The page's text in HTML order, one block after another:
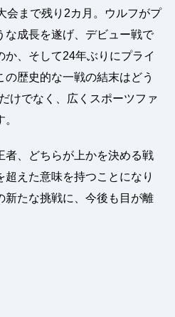
会まで残り2カ月。ウルフがプ
な成長を遂げ、デビュー戦で
か、そして24年ぶりにプライ
の歴史的な一戦の結末はどう
けでなく、広くスポーツファ
者、どちらが上かを決める戦
えた意味を持つことになり
新たな挑戦に、今後も目が離